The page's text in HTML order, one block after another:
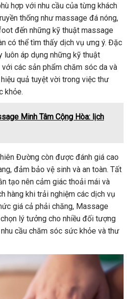
hợp với nhu cầu của từng khách
thống như massage đá nóng,
đến những kỹ thuật massage
có thể tìm thấy dịch vụ ưng ý. Đặc
luôn áp dụng những kỹ thuật
các sản phẩm chăm sóc da và
quả tuyệt vời trong việc thư
khỏe.
Minh Tâm Cộng Hòa: lịch
Đường còn được đánh giá cao
đảm bảo vệ sinh và an toàn. Tất
tạo nên cảm giác thoải mái và
hàng khi trải nghiệm các dịch vụ
giá cả phải chăng, Massage
lý tưởng cho nhiều đối tượng
cầu chăm sóc sức khỏe và thư